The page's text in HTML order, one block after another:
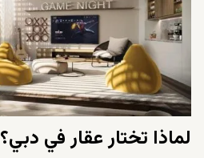
موقف للسيارات
مصاعد
خزائن الملابس
لماذا تختار عقار في دبي؟